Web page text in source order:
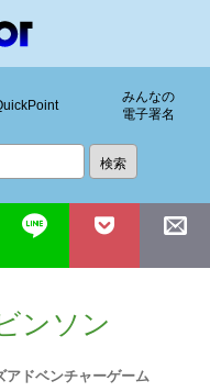
みんなの
電子署名
ンソン
アドベンチャーゲーム